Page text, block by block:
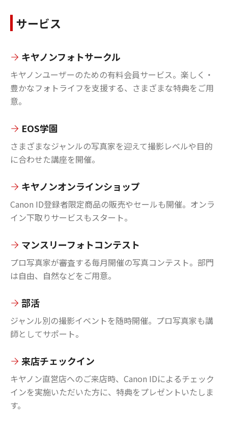
サービス
キヤノンフォトサークル
キヤノンユーザーのための有料会員サービス。楽しく・
豊かなフォトライフを支援する、さまざまな特典をご用
意。
EOS学園
さまざまなジャンルの写真家を迎えて撮影レベルや目的
に合わせた講座を開催。
キヤノンオンラインショップ
Canon ID登録者限定商品の販売やセールも開催。オンラ
イン下取りサービスもスタート。
マンスリーフォトコンテスト
プロ写真家が審査する毎月開催の写真コンテスト。部門
は自由、自然などをご用意。
部活
ジャンル別の撮影イベントを随時開催。プロ写真家も講
師としてサポート。
来店チェックイン
キヤノン直営店へのご来店時、Canon IDによるチェック
インを実施いただいた方に、特典をプレゼントいたしま
す。